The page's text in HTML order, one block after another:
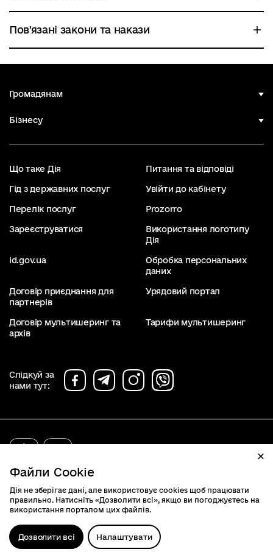
Файли Cookie
Дія не зберігає дані, але використовує cookies щоб працювати
правильно. Натисніть «Дозволити всі», якщо ви погоджуєтесь на
використання порталом цих файлів.
Дозволити всі Налаштувати
Пов'язані закони та накази
Громадянам
Бізнесу
Що таке Дія Питання та відповіді
Гід з державних послуг Увійти до кабінету
Перелік послуг Prozorro
Зареєструватися
Використання логотипу
Дія
id.gov.ua
Обробка персональних
даних
Договір приєднання для
партнерів
Урядовий портал
Договір мультишеринг та
архів
Тарифи мультишеринг
Слідкуй за
нами тут: